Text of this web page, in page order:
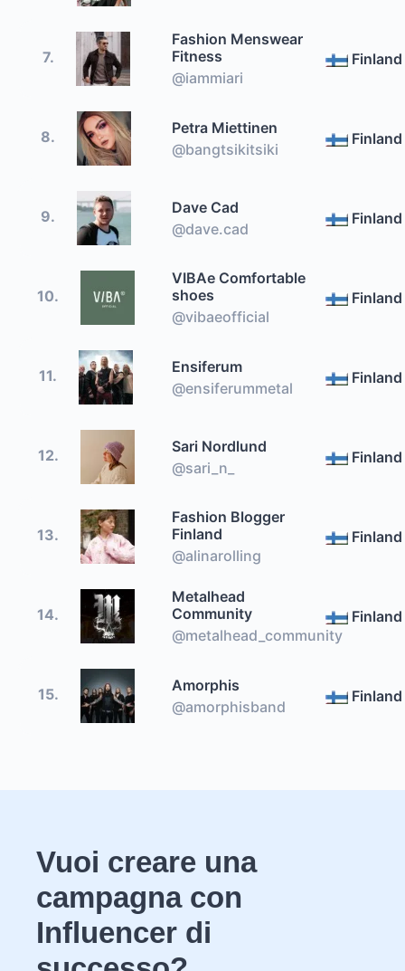
7.
Fashion Menswear
Fitness
@iammiari
Finland
8.
Petra Miettinen
@bangtsikitsiki
Finland
9.
Dave Cad
@dave.cad
Finland
10.
VIBAe Comfortable
shoes
@vibaeofficial
Finland
11.
Ensiferum
@ensiferummetal
Finland
12.
Sari Nordlund
@sari_n_
Finland
13.
Fashion Blogger
Finland
@alinarolling
Finland
14.
Metalhead
Community
@metalhead_community
Finland
15.
Amorphis
@amorphisband
Finland
Vuoi creare una
campagna con
Influencer di